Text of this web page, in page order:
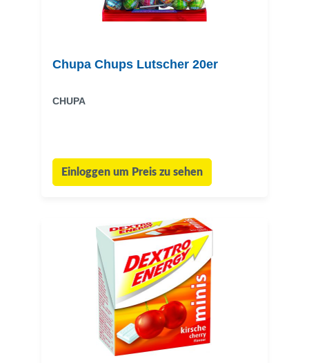
Chupa Chups Lutscher 20er
CHUPA
Einloggen um Preis zu sehen